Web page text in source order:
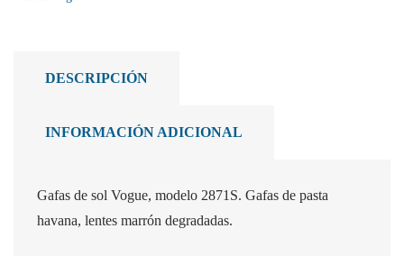
DESCRIPCIÓN
INFORMACIÓN ADICIONAL
Gafas de sol Vogue, modelo 2871S. Gafas de pasta
havana, lentes marrón degradadas.